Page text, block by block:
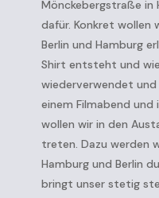
Mönckebergstraße in
dafür. Konkret wollen
Berlin und Hamburg
Shirt entsteht und
wiederverwendet
einem Filmabend
wollen wir in den
treten. Dazu werden
Hamburg und Berlin
bringt unser stetig